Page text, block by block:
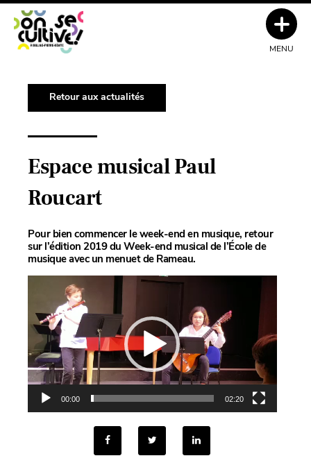
Retour aux actualités
Espace musical Paul
Roucart
Pour bien commencer le week-end en musique, retour
sur l’édition 2019 du Week-end musical de l’École de
musique avec un menuet de Rameau.
00:00 02:20
MENU